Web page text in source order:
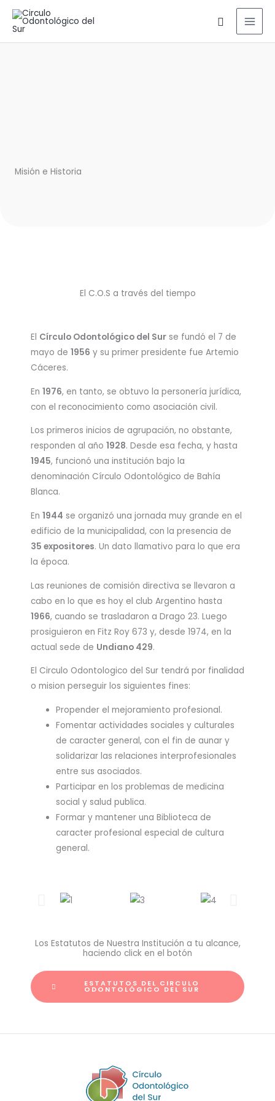
Buscar
Misión e Historia​
El C.O.S a través del tiempo
El Círculo Odontológico del Sur se fundó el 7 de
mayo de 1956 y su primer presidente fue Artemio
Cáceres.
En 1976, en tanto, se obtuvo la personería jurídica,
con el reconocimiento como asociación civil.
Los primeros inicios de agrupación, no obstante,
responden al año 1928. Desde esa fecha, y hasta
1945, funcionó una institución bajo la
denominación Círculo Odontológico de Bahía
Blanca.
En 1944 se organizó una jornada muy grande en el
edificio de la municipalidad, con la presencia de
35 expositores. Un dato llamativo para lo que era
la época.
Las reuniones de comisión directiva se llevaron a
cabo en lo que es hoy el club Argentino hasta
1966, cuando se trasladaron a Drago 23. Luego
prosiguieron en Fitz Roy 673 y, desde 1974, en la
actual sede de Undiano 429.
El Circulo Odontologico del Sur tendrá por finalidad
o mision perseguir los siguientes fines:
Propender el mejoramiento profesional.
Fomentar actividades sociales y culturales
de caracter general, con el fin de aunar y
solidarizar las relaciones interprofesionales
entre sus asociados.
Participar en los problemas de medicina
social y salud publica.
Formar y mantener una Biblioteca de
caracter profesional especial de cultura
general.
Los Estatutos de Nuestra Institución a tu alcance,
haciendo click en el botón
ESTATUTOS DEL CIRCULO
ODONTOLÓGICO DEL SUR